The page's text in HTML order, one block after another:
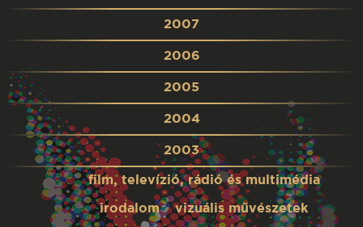
2007
2006
2005
2004
2003
film, televízió, rádió és multimédia
irodalom
vizuális művészetek